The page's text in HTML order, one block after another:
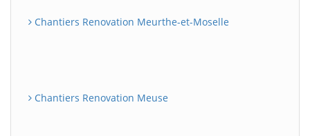
Chantiers Renovation Meurthe-et-Moselle
Chantiers Renovation Meuse